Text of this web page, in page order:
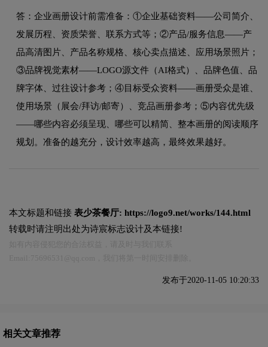
答：企业画册设计前需准备：①企业基础资料——公司简介、
发展历程、资质荣誉、联系方式等；②产品/服务信息——产
品高清图片、产品名称规格、核心卖点描述、应用场景照片；
③品牌视觉素材——LOGO源文件（AI格式）、品牌色值、品
牌字体、过往设计参考；④目标受众资料——画册受众是谁、
使用场景（展会/拜访/邮寄）、竞品画册参考；⑤内容优先级
——哪些内容必须呈现、哪些可以精简、整本画册的阅读顺序
规划。准备的越充分，设计效率越高，最终效果越好。
本文标题和链接 表少茶餐厅: https://logo9.net/works/144.html
转载时请注明出处为诗宸标志设计及本链接!
发布于2020-11-05 10:20:33
相关文章推荐